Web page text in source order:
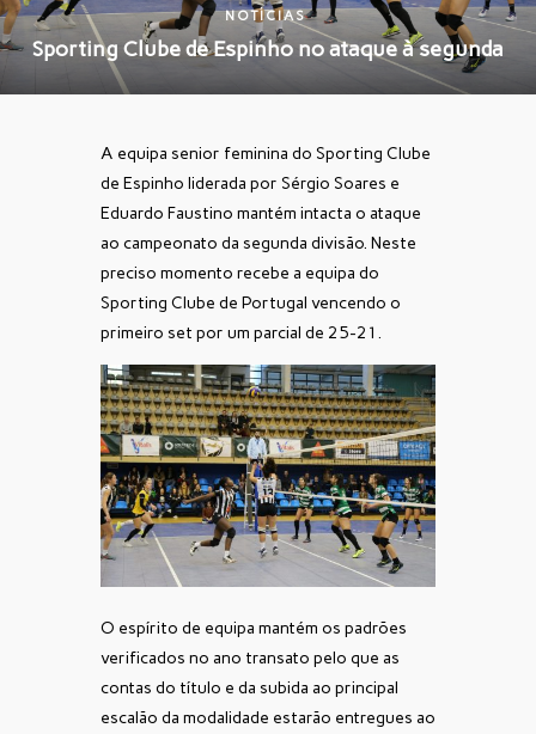
NOTÍCIAS
Sporting Clube de Espinho no ataque à segunda
A equipa senior feminina do Sporting Clube
de Espinho liderada por Sérgio Soares e
Eduardo Faustino mantém intacta o ataque
ao campeonato da segunda divisão. Neste
preciso momento recebe a equipa do
Sporting Clube de Portugal vencendo o
primeiro set por um parcial de 25-21.
O espírito de equipa mantém os padrões
verificados no ano transato pelo que as
contas do título e da subida ao principal
escalão da modalidade estarão entregues ao